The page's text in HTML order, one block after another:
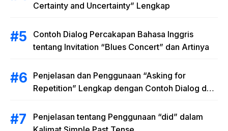
Certainty and Uncertainty” Lengkap
Contoh Dialog Percakapan Bahasa Inggris
tentang Invitation “Blues Concert” dan Artinya
Penjelasan dan Penggunaan “Asking for
Repetition” Lengkap dengan Contoh Dialog dan
Penjelasan tentang Penggunaan “did” dalam